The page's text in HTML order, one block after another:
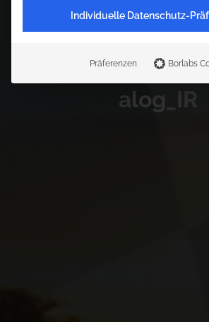
_CX_P odiu
alog IR
Individuelle Datenschutz-
Präferenzen Borlabs